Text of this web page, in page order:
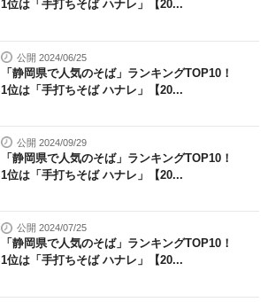
1位は「手打ちそば ハナレ」【20...
公開 2024/06/25
「静岡県で人気のそば」ランキングTOP10！
1位は「手打ちそば ハナレ」【20...
公開 2024/09/29
「静岡県で人気のそば」ランキングTOP10！
1位は「手打ちそば ハナレ」【20...
公開 2024/07/25
「静岡県で人気のそば」ランキングTOP10！
1位は「手打ちそば ハナレ」【20...